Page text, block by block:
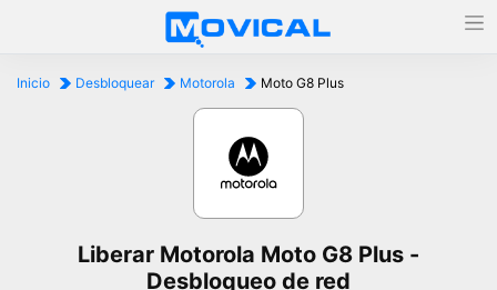
Inicio Desbloquear Motorola Moto G8 Plus
Liberar Motorola Moto G8 Plus -
Desbloqueo de red